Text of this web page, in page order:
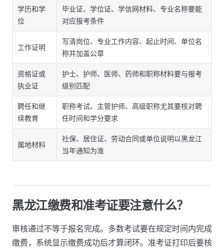
学历和学
位
毕业证、学位证、学信网材料、专业名称要能
对应报考条件
工作证明
写清岗位、专业工作内容、起止时间、单位名
称并加盖公章
资格证或
执业证
护士、护师、医师、药师和职称材料要与报考
级别匹配
聘任和继
续教育
职称考试、主管护师、高级职称尤其要核对聘
任时间和学分要求
属地材料
社保、居住证、劳动合同或单位说明以黑龙江
当年通知为准
黑龙江缴费和准考证要注意什么？
审核通过不等于报名完成。多数考试要在规定时间内完成
缴费，系统显示缴费成功后才算闭环。准考证打印后要核